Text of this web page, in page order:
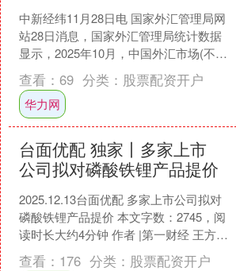
中新经纬11月28日电 国家外汇管理局网
站28日消息，国家外汇管理局统计数据
显示，2025年10月，中国外汇市场(不含
外币对市场，下同)总计成交21.97万亿
元....
查看： 69 分类： 股票配资开户
华力网
台面优配 独家丨多家上市
公司拟对磷酸铁锂产品提价
2025.12.13台面优配 多家上市公司拟对
磷酸铁锂产品提价 本文字数：2745，阅
读时长大约4分钟 作者 |第一财经 王方然
当新能源汽车和储能需求持续增长....
查看： 176 分类： 股票配资开户